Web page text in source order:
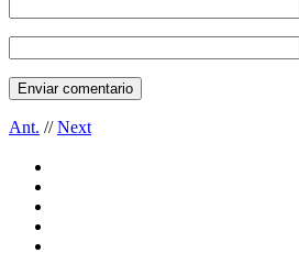
Ant. //Next